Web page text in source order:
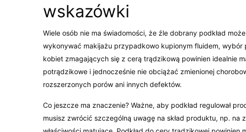
wskazówki
Wiele osób nie ma świadomości, że źle dobrany podkład
wykonywać makijażu przypadkowo kupionym fluidem, wybór
kobiet zmagających się z cerą trądzikową powinien idealnie
potrądzikowe i jednocześnie nie obciążać zmienionej
rozszerzonych porów ani innych defektów.
Co jeszcze ma znaczenie? Ważne, aby podkład regulował
musisz zwrócić szczególną uwagę na skład produktu, np.